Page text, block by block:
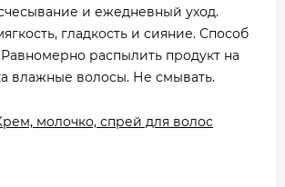
и ежедневный уход.
гладкость и сияние. Способ
распылить продукт на
влажные волосы. Не смывать.
молочко, спрей для волос